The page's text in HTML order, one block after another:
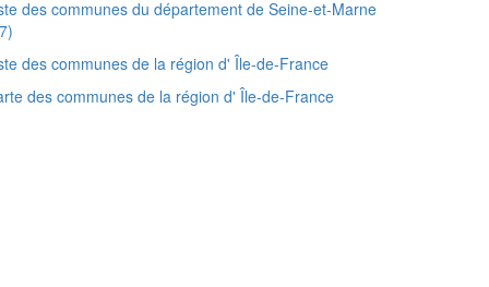
des communes du département de Seine-et-Marne
des communes de la région d' Île-de-France
des communes de la région d' Île-de-France